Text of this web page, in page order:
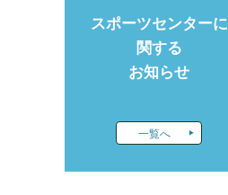
スポーツセンターに
関する
お知らせ
一覧へ